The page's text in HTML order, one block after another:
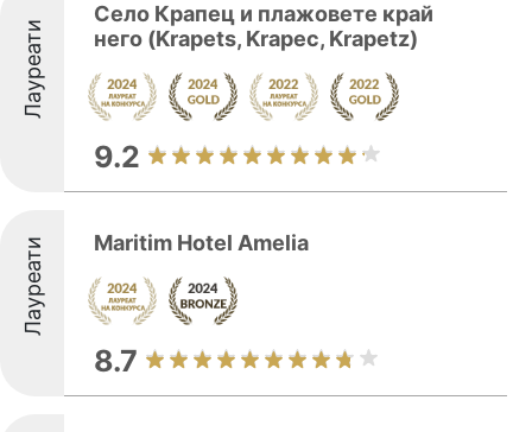
Лауреати
Село Крапец и плажовете край
него (Krapets, Krapec, Krapetz)
9.2
Лауреати Maritim Hotel Amelia
8.7